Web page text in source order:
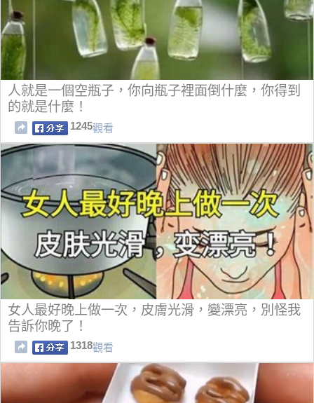
人就是一個空瓶子，你向瓶子裡面倒什麼，你得到
的就是什麼！
1245觀看
女人最好晚上做一次，皮膚光滑，變漂亮，別怪我
告訴你晚了！
1318觀看